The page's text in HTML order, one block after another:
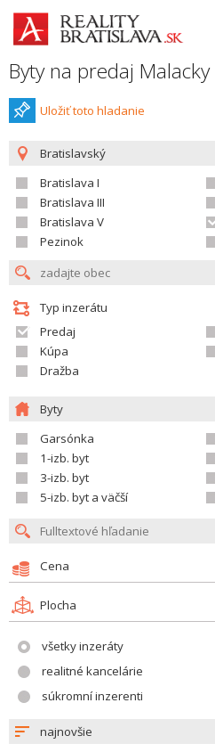
Byty na predaj Malacky
Uložiť toto hladanie
Bratislavský
Bratislava I
Bratislava III
Bratislava V
Pezinok
Typ inzerátu
Predaj
Kúpa
Dražba
Byty
Garsónka
1-izb. byt
3-izb. byt
5-izb. byt a väčší
Cena
Plocha
všetky inzeráty
realitné kancelárie
súkromní inzerenti
najnovšie